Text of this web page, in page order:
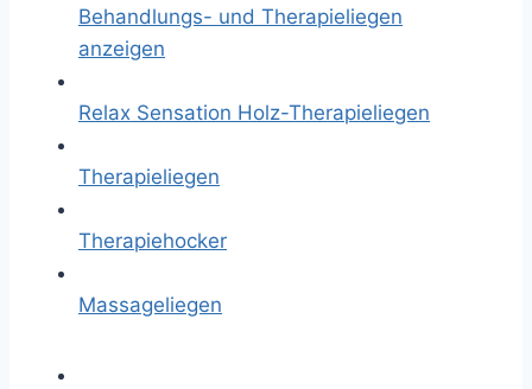
Behandlungs- und Therapieliegen
anzeigen
Relax Sensation Holz-Therapieliegen
Therapieliegen
Therapiehocker
Massageliegen